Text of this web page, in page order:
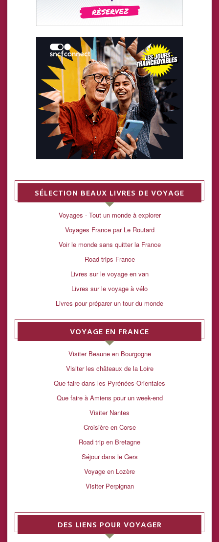
SÉLECTION BEAUX LIVRES DE VOYAGE
Voyages - Tout un monde à explorer
Voyages France par Le Routard
Voir le monde sans quitter la France
Road trips France
Livres sur le voyage en van
Livres sur le voyage à vélo
Livres pour préparer un tour du monde
VOYAGE EN FRANCE
Visiter Beaune en Bourgogne
Visiter les châteaux de la Loire
Que faire dans les Pyrénées-Orientales
Que faire à Amiens pour un week-end
Visiter Nantes
Croisière en Corse
Road trip en Bretagne
Séjour dans le Gers
Voyage en Lozère
Visiter Perpignan
DES LIENS POUR VOYAGER